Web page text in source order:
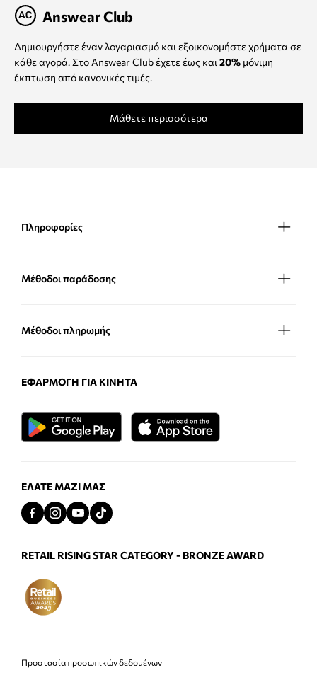
Answear Club
Δημιουργήστε έναν λογαριασμό και εξοικονομήστε χρήματα σε
κάθε αγορά. Στο Answear Club έχετε έως και 20% μόνιμη
έκπτωση από κανονικές τιμές.
Μάθετε περισσότερα
Πληροφορίες
Μέθοδοι παράδοσης
Μέθοδοι πληρωμής
ΕΦΑΡΜΟΓΉ ΓΙΑ ΚΙΝΗΤΆ
ΕΛΆΤΕ ΜΑΖΊ ΜΑΣ
RETAIL RISING STAR CATEGORY - BRONZE AWARD
Προστασία προσωπικών δεδομένων